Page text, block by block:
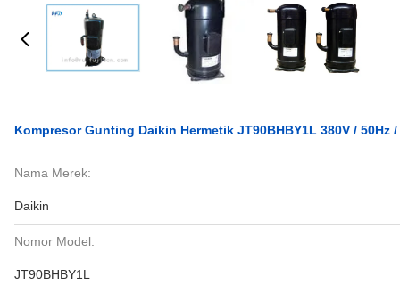
Kompresor Gunting Daikin Hermetik JT90BHBY1L 380V / 50Hz /
Nama Merek:
Daikin
Nomor Model:
JT90BHBY1L